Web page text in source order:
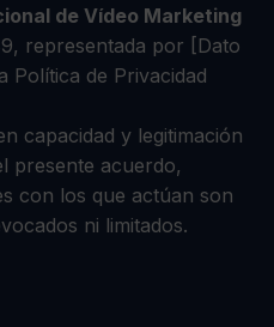
de Vídeo Marketing
representada por [Dato
Política de Privacidad
capacidad y legitimación
presente acuerdo,
con los que actúan son
ni limitados.